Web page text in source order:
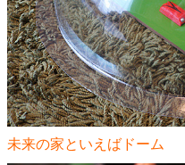
未来の家といえばドーム